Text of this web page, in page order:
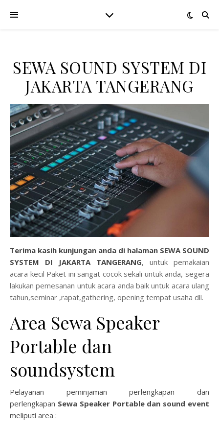
SEWA SOUND SYSTEM DI
JAKARTA TANGERANG
Terima kasih kunjungan anda di halaman SEWA SOUND
SYSTEM DI JAKARTA TANGERANG, untuk pemakaian
acara kecil Paket ini sangat cocok sekali untuk anda, segera
lakukan pemesanan untuk acara anda baik untuk acara ulang
tahun,seminar ,rapat,gathering, opening tempat usaha dll.
Area Sewa Speaker
Portable dan
soundsystem
Pelayanan peminjaman perlengkapan dan
perlengkapan Sewa Speaker Portable dan sound event
meliputi area :